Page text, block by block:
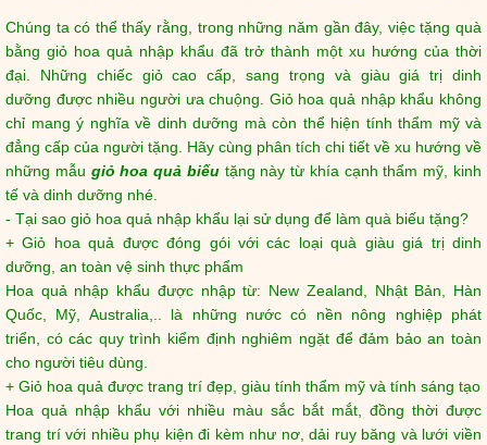
Chúng ta có thể thấy rằng, trong những năm gần đây, việc tặng quà
bằng giỏ hoa quả nhập khẩu đã trở thành một xu hướng của thời
đại. Những chiếc giỏ cao cấp, sang trọng và giàu giá trị dinh
dưỡng được nhiều người ưa chuộng. Giỏ hoa quả nhập khẩu không
chỉ mang ý nghĩa về dinh dưỡng mà còn thể hiện tính thẩm mỹ và
đẳng cấp của người tặng. Hãy cùng phân tích chi tiết về xu hướng về
những mẫu giỏ hoa quả biếutặng này từ khía cạnh thẩm mỹ, kinh
tế và dinh dưỡng nhé.
- Tại sao giỏ hoa quả nhập khẩu lại sử dụng để làm quà biếu tặng?
+ Giỏ hoa quả được đóng gói với các loại quà giàu giá trị dinh
dưỡng, an toàn vệ sinh thực phẩm
Hoa quả nhập khẩu được nhập từ: New Zealand, Nhật Bản, Hàn
Quốc, Mỹ, Australia,.. là những nước có nền nông nghiệp phát
triển, có các quy trình kiểm định nghiêm ngặt để đảm bảo an toàn
cho người tiêu dùng.
+ Giỏ hoa quả được trang trí đẹp, giàu tính thẩm mỹ và tính sáng tạo
Hoa quả nhập khẩu với nhiều màu sắc bắt mắt, đồng thời được
trang trí với nhiều phụ kiện đi kèm như nơ, dải ruy băng và lưới viền